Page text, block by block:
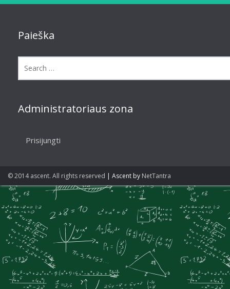
Paieška
Administratoriaus zona
Prisijungti
© 2014 ascent. All rights reserved | Ascent by NetTantra